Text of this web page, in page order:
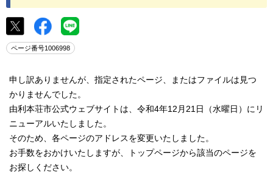
ページ番号1006998
申し訳ありませんが、指定されたページ、またはファイルは見つ
かりませんでした。
由利本荘市公式ウェブサイトは、令和4年12月21日（水曜日）にリ
ニューアルいたしました。
そのため、各ページのアドレスを変更いたしました。
お手数をおかけいたしますが、トップページから該当のページを
お探しください。